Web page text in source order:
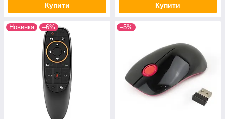
Купити Купити
Новинка –6% –5%